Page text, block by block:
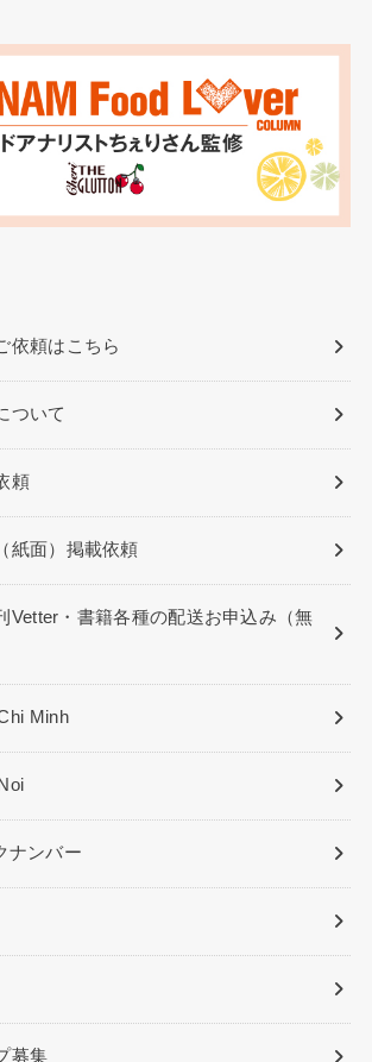
依頼はこちら
ついて
頼
紙面）掲載依頼
Vetter・書籍各種の配送お申込み（無
Minh
ナンバー
募集